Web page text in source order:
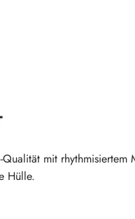
mit rhythmisiertem
Hülle.